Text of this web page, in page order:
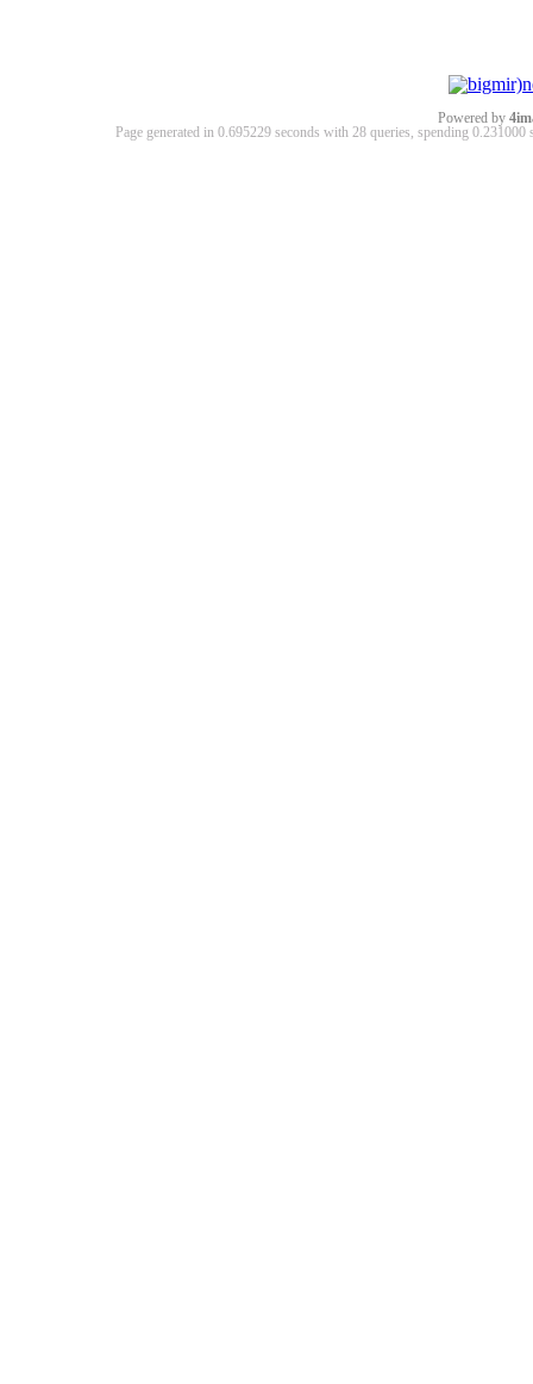
Powered by
Page generated in 0.695229 seconds with 28 queries, spending